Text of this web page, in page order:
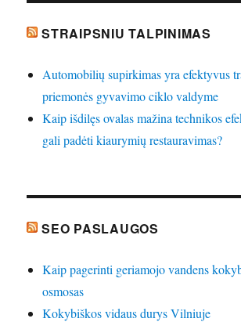
STRAIPSNIU TALPINIMAS
Automobilių supirkimas yra efektyvus
priemonės gyvavimo ciklo valdyme
Kaip išdilęs ovalas mažina technikos
gali padėti kiaurymių restauravimas?
SEO PASLAUGOS
Kaip pagerinti geriamojo vandens
osmosas
Kokybiškos vidaus durys Vilniuje